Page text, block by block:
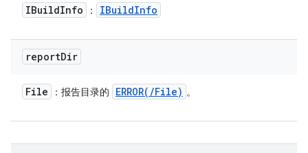
IBuildInfo ： IBuildInfo
reportDir
File ：报告目录的 ERROR( /File) 。